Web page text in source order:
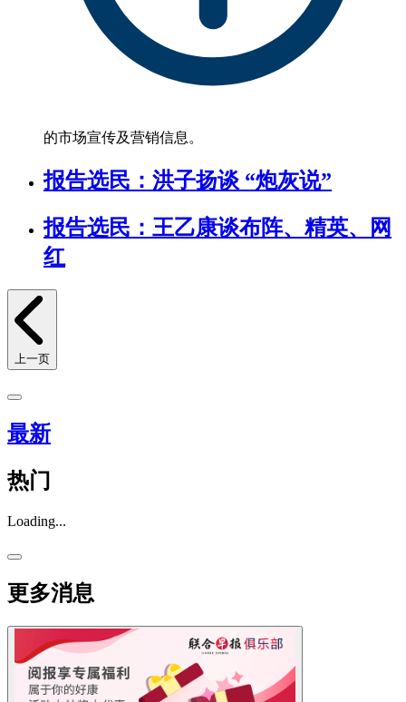
的市场宣传及营销信息。
报告选民：洪子扬谈 “炮灰说”
报告选民：王乙康谈布阵、精英、网
红
上一页
最新
热门
Loading...
更多消息